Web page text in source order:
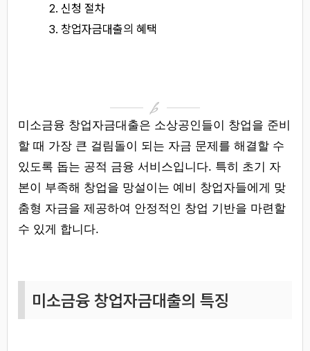
신청 절차
창업자금대출의 혜택
미소금융 창업자금대출은 소상공인들이 창업을 준비
할 때 가장 큰 걸림돌이 되는 자금 문제를 해결할 수
있도록 돕는 공적 금융 서비스입니다. 특히 초기 자
본이 부족해 창업을 망설이는 예비 창업자들에게 맞
춤형 자금을 제공하여 안정적인 창업 기반을 마련할
수 있게 합니다.
미소금융 창업자금대출의 특징